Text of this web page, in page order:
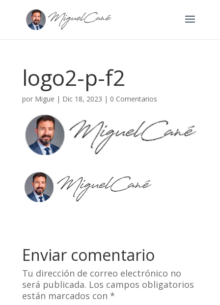
logo2-p-f2
por Migue | Dic 18, 2023 | 0 Comentarios
Enviar comentario
Tu dirección de correo electrónico no
será publicada. Los campos obligatorios
están marcados con *